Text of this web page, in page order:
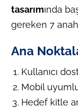
tasarımında
gereken 7
Ana
Kullanıcı
Mobil
Hedef kitle